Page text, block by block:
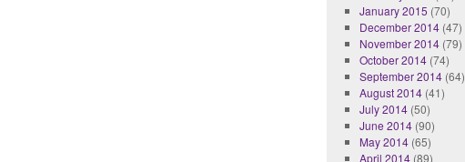
January 2015 (70)
December 2014(47)
November 2014(79)
October 2014(74)
September 2014(64)
August 2014(41)
July 2014(50)
June 2014(90)
May 2014(65)
April 2014(89)